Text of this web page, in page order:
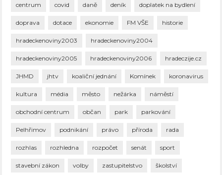
centrum covid daně deník doplatek na bydlení
doprava dotace ekonomie FM VŠE historie
hradeckenoviny2003 hradeckenoviny2004
hradeckenoviny2005 hradeckenoviny2006 hradeczije.cz
JHMD jhtv koaliční jednání Komínek koronavirus
kultura média město nežárka náměstí
obchodní centrum občan park parkování
Pelhřimov podnikání právo příroda rada
rozhlas rozhledna rozpočet senát sport
stavební zákon volby zastupitelstvo školství